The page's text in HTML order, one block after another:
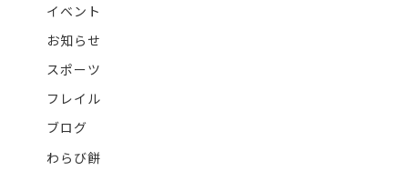
イベント
お知らせ
スポーツ
フレイル
ブログ
わらび餅